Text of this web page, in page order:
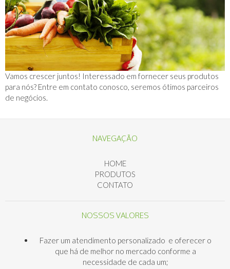
Vamos crescer juntos! Interessado em fornecer seus produtos
para nós? Entre em contato conosco, seremos ótimos parceiros
de negócios.
NAVEGAÇÃO
HOME
PRODUTOS
CONTATO
NOSSOS VALORES
Fazer um atendimento personalizado e oferecer o
que há de melhor no mercado conforme a
necessidade de cada um;